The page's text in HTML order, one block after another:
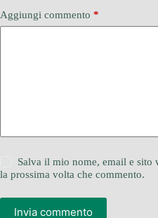
Aggiungi commento *
Salva il mio nome, email e sito
la prossima volta che commento.
Invia commento